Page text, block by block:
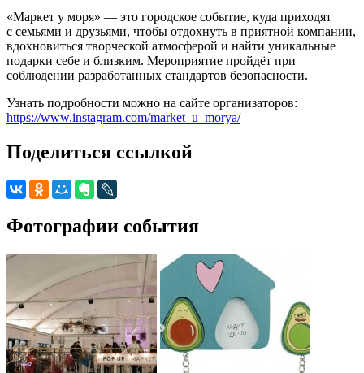
«Маркет у моря» — это городское событие, куда приходят
с семьями и друзьями, чтобы отдохнуть в приятной компании,
вдохновиться творческой атмосферой и найти уникальные
подарки себе и близким. Мероприятие пройдёт при
соблюдении разработанных стандартов безопасности.
Узнать подробности можно на сайте организаторов:
https://www.instagram.com/market_u_morya/
Поделиться ссылкой
Фотографии события